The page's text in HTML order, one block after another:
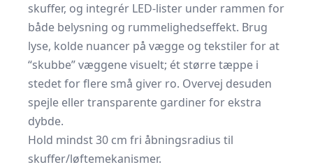
skuffer, og integrér LED-lister under rammen for
både belysning og rummelighedseffekt. Brug
lyse, kolde nuancer på vægge og tekstiler for at
“skubbe” væggene visuelt; ét større tæppe i
stedet for flere små giver ro. Overvej desuden
spejle eller transparente gardiner for ekstra
dybde.
Hold mindst 30 cm fri åbningsradius til
skuffer/løftemekanismer.